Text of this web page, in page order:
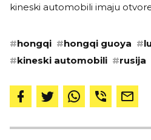
kineski automobili imaju
#hongqi #hongqi guoya #
#kineski automobili #rusija